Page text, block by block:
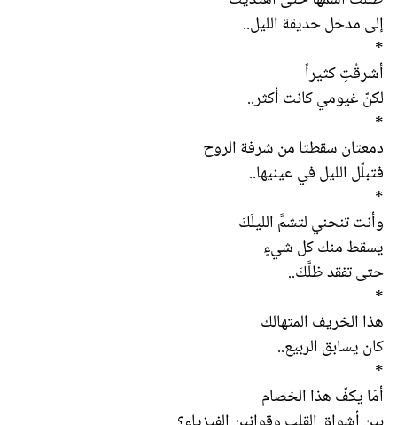
إلى مدخل حديقة الليل..
*
أشرقْتِ كثيراً
لكنّ غيومي كانت أكثر..
*
دمعتان سقطتا من شرفة الروح
فتبلّل الليل في عينيها..
*
وأنت تنحني لتشمَّ الليلَكَ
يسقط منك كل شيءٍ
حتى تفقد ظلَّكَ..
*
هذا الخريف المتهالك
كان يسابق الربيع..
*
أمَا يكفّ هذا الخصام